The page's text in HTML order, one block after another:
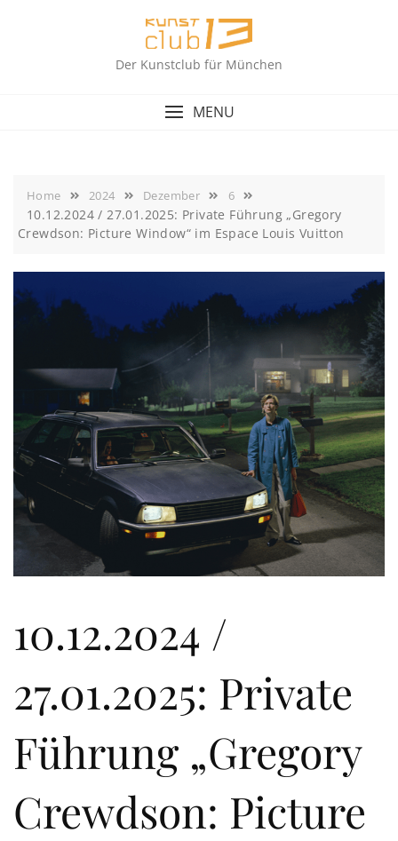
Der Kunstclub für München
MENU
Home 2024 Dezember 6
10.12.2024 / 27.01.2025: Private Führung „Gregory
Crewdson: Picture Window“ im Espace Louis Vuitton
10.12.2024 /
27.01.2025: Private
Führung „Gregory
Crewdson: Picture